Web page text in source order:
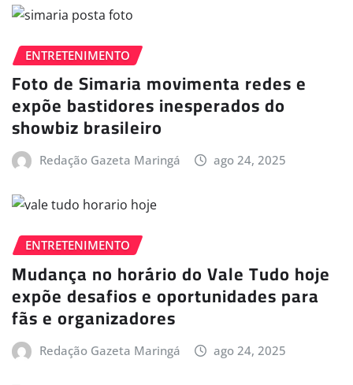
ENTRETENIMENTO
Foto de Simaria movimenta redes e
expõe bastidores inesperados do
showbiz brasileiro
Redação Gazeta Maringá ago 24, 2025
ENTRETENIMENTO
Mudança no horário do Vale Tudo hoje
expõe desafios e oportunidades para
fãs e organizadores
Redação Gazeta Maringá ago 24, 2025